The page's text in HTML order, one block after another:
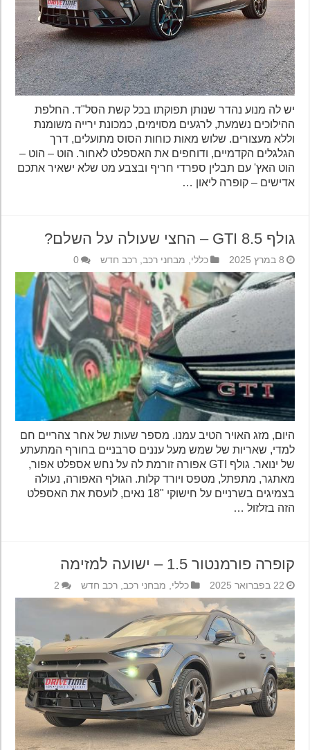
יש לה מנוע נהדר שנותן תפוקתו בכל קשת הסל"ד. החלפת
ההילוכים נשמעת, לרגעים מסוימים, כמכונת ירייה משומנת
וללא מעצורים. שלוש מאות כוחות הסוס מתועלים, דרך
הגלגלים הקדמיים, ודוחפים את האספלט לאחור. הוט – הוט –
הוט האץ' עם תבלין ספרדי חריף ובצבע מט שלא ישאיר אתכם
אדישים – קופרה ליאון …
גולף GTI 8.5 – החצי שעולה על השלם?
8 במרץ 2025 כללי,מבחני רכב,רכב חדש 0
היום, מזג האויר הטיב עמנו. מספר שעות של אחר צהריים חם
למדי, שאריות של שמש מעל עננים סרבניים בחורף המתעתע
של ינואר. גולף GTI אפורה זורמת לה על נחש אספלט אפור,
מאתגר, מתפתל, מטפס ויורד קלות. הגולף האפורה, נעולה
בצמיגים בשרניים על חישוקי "18 נאים, לועסת את האספלט
הזה בזלזול …
קופרה פורמנטור 1.5 – ישועה למזימה
22 בפברואר 2025 כללי,מבחני רכב,רכב חדש 2